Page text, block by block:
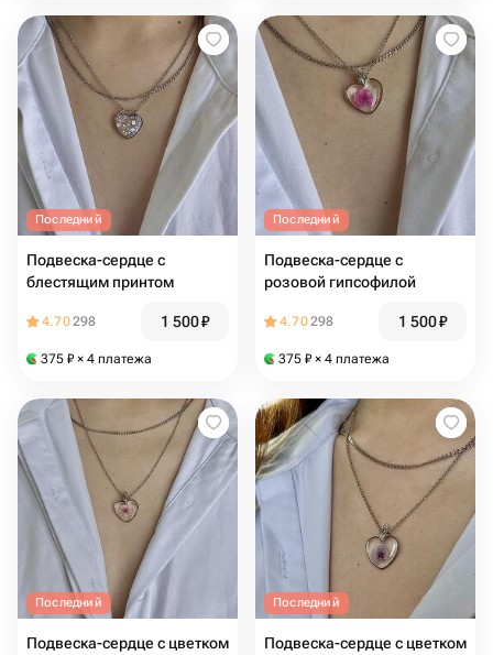
Последний
Подвеска-сердце с
блестящим принтом
4.70298 1 500₽
375 ₽ × 4 платежа
Последний
Подвеска-сердце с
розовой гипсофилой
4.70298 1 500₽
375 ₽ × 4 платежа
Последний
Подвеска-сердце с цветком
Последний
Подвеска-сердце с цветком